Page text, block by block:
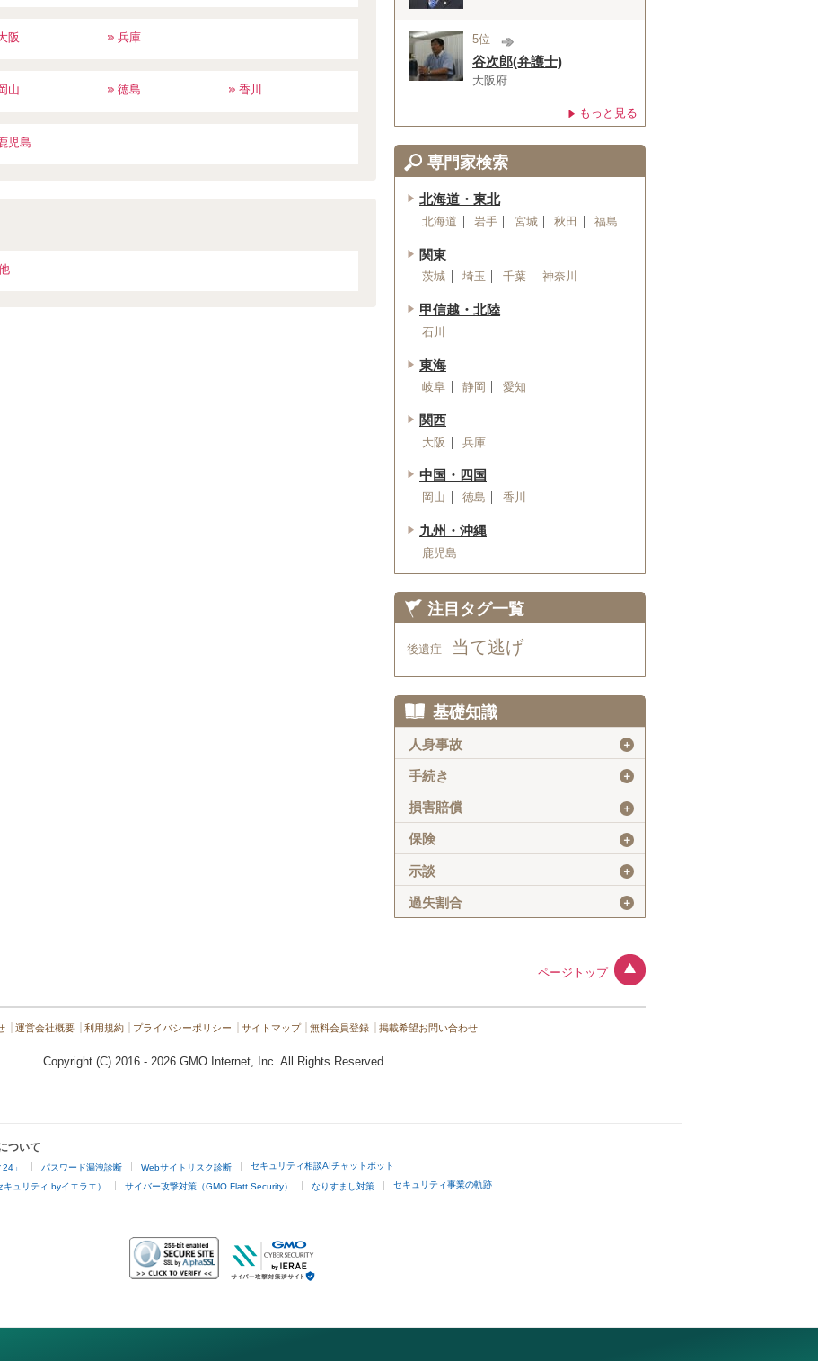
阪 兵庫
山 徳島 香川
児島
5位
谷次郎(弁護士)
大阪府
もっと見る
専門家検索
北海道・東北
北海道 岩手 宮城 秋田 福島
関東
茨城 埼玉 千葉 神奈川
甲信越・北陸
石川
東海
岐阜 静岡 愛知
関西
大阪 兵庫
中国・四国
岡山 徳島 香川
九州・沖縄
鹿児島
注目タグ一覧
後遺症 当て逃げ
基礎知識
人身事故 ＋
手続き ＋
損害賠償 ＋
保険 ＋
示談 ＋
過失割合 ＋
ページトップ
運営会社概要 利用規約 プライバシーポリシー サイトマップ 無料会員登録 掲載希望お問い合わせ
Copyright (C) 2016 - 2026 GMO Internet, Inc. All Rights Reserved.
ついて
」 パスワード漏洩診断 Webサイトリスク診断 セキュリティ相談AIチャットボット
ュリティ byイエラエ） サイバー攻撃対策（GMO Flatt Security） なりすまし対策 セキュリティ事業の軌跡